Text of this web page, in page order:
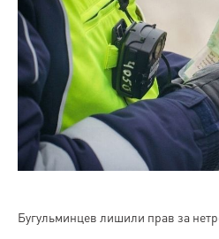
Бугульминцев лишили прав за